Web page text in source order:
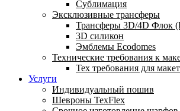
Сублимация
Эксклюзивные трансферы
Трансферы 3D/4D Флок
3D силикон
Эмблемы Ecodomes
Технические требования к
Тех требования для
Услуги
Индивидуальный пошив
Шевроны TexFlex